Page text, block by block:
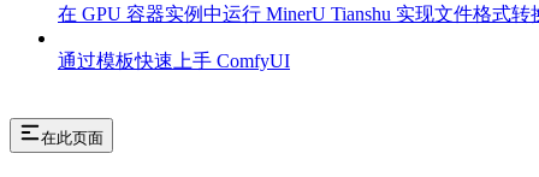
在 GPU 容器实例中运行 MinerU Tianshu 实现文件格式转
通过模板快速上手 ComfyUI
在此页面